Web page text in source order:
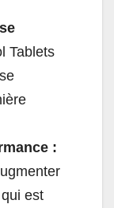
Tablets
:
est